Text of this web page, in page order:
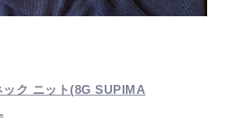
ク ニット(8G SUPIMA